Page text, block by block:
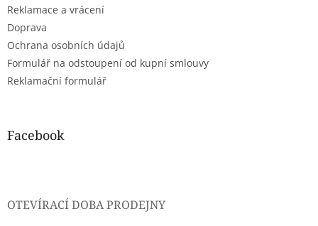
Reklamace a vrácení
Doprava
Ochrana osobních údajů
Formulář na odstoupení od kupní smlouvy
Reklamační formulář
Facebook
OTEVÍRACÍ DOBA PRODEJNY